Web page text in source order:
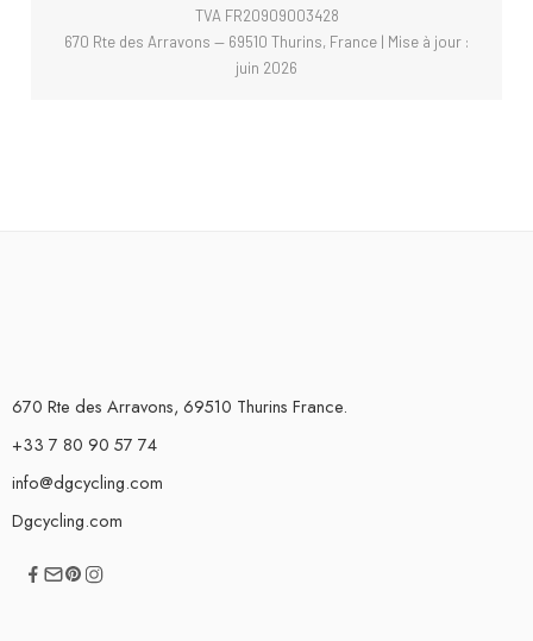
TVA FR20909003428
670 Rte des Arravons — 69510 Thurins, France | Mise à jour :
juin 2026
670 Rte des Arravons, 69510 Thurins France.
+33 7 80 90 57 74
info@dgcycling.com
Dgcycling.com